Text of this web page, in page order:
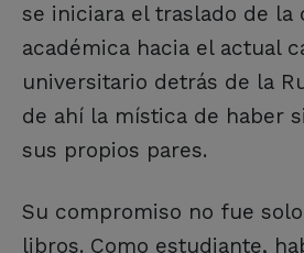
se iniciara el traslado de la
académica hacia el actual
universitario detrás de la
de ahí la mística de haber
sus propios pares.
Su compromiso no fue
libros. Como estudiante,